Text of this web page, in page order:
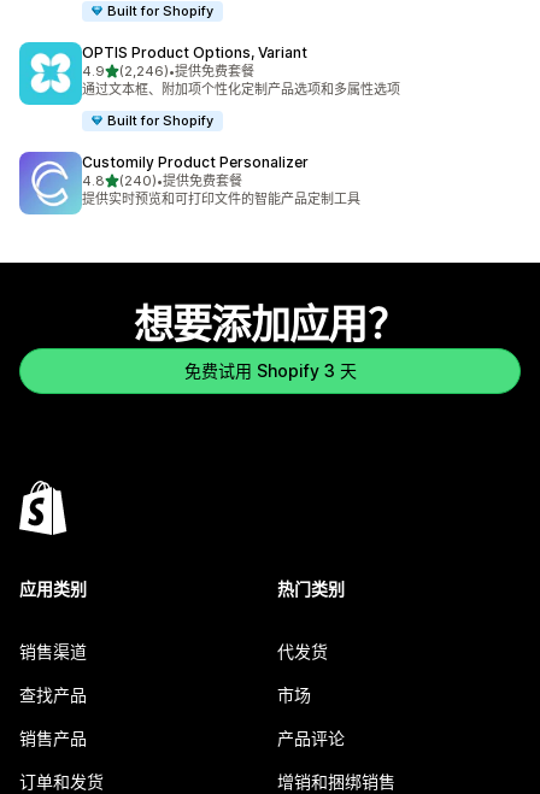
Built for Shopify
OPTIS Product Options, Variant
4.9星（满分 5 星）
(2,246)
总共 2246 条评论
•提供免费套餐
通过文本框、附加项个性化定制产品选项和多属性选项
Built for Shopify
Customily Product Personalizer
4.8星（满分 5 星）
(240)
总共 240 条评论
•提供免费套餐
提供实时预览和可打印文件的智能产品定制工具
想要添加应用？
免费试用 Shopify 3 天
应用类别
销售渠道
查找产品
销售产品
订单和发货
热门类别
代发货
市场
产品评论
增销和捆绑销售